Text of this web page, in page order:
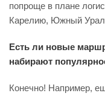
попроще в плане
Карелию, Южный
Есть ли новые
набирают
Конечно! Например,